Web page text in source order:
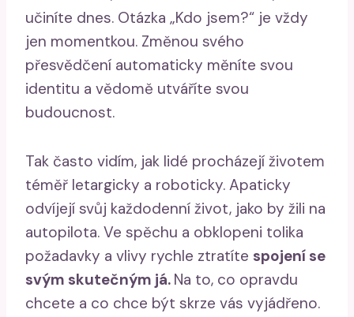
učiníte dnes. Otázka „Kdo jsem?“ je vždy
jen momentkou. Změnou svého
přesvědčení automaticky měníte svou
identitu a vědomě utváříte svou
budoucnost.
Tak často vidím, jak lidé procházejí životem
téměř letargicky a roboticky. Apaticky
odvíjejí svůj každodenní život, jako by žili na
autopilota. Ve spěchu a obklopeni tolika
požadavky a vlivy rychle ztratíte spojení se
svým skutečným já. Na to, co opravdu
chcete a co chce být skrze vás vyjádřeno.